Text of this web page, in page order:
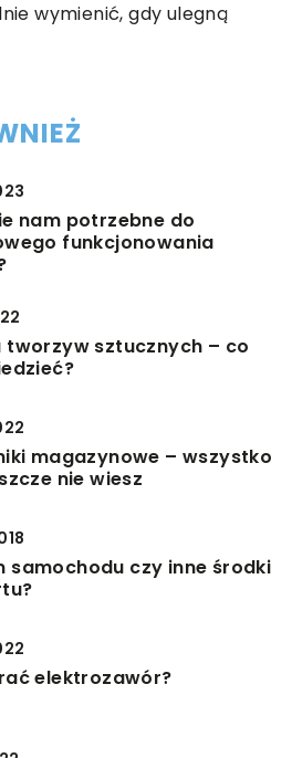
wymienić, gdy ulegną
nam potrzebne do
funkcjonowania
tworzyw sztucznych – co
magazynowe – wszystko
nie wiesz
samochodu czy inne środki
elektrozawór?